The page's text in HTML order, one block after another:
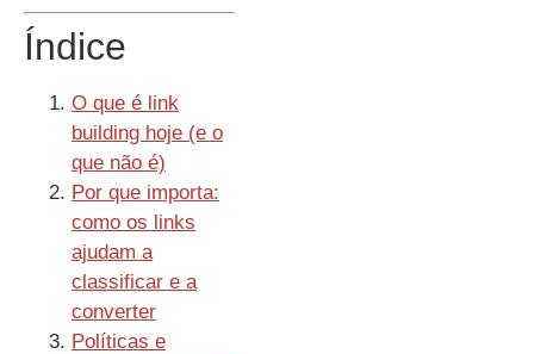
Índice
O que é link
building hoje (e o
que não é)
Por que importa:
como os links
ajudam a
classificar e a
converter
Políticas e